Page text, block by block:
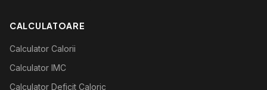
CALCULATOARE
Calculator Calorii
Calculator IMC
Calculator Deficit Caloric